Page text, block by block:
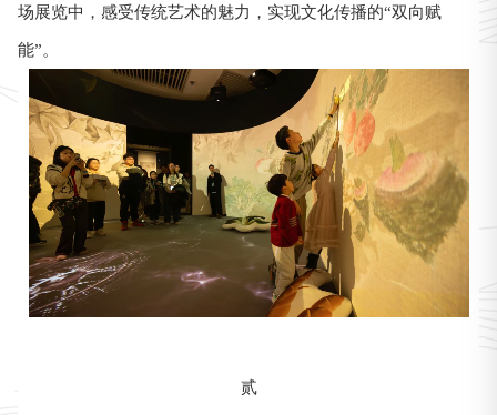
场展览中，感受传统艺术的魅力，实现文化传播的“双向赋
能”。
贰